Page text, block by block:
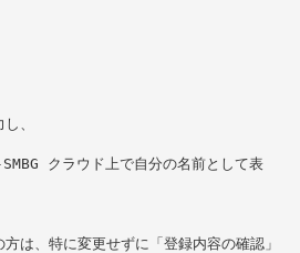
、
クラウド上で自分の名前として表
は、特に変更せずに「登録内容の確認」